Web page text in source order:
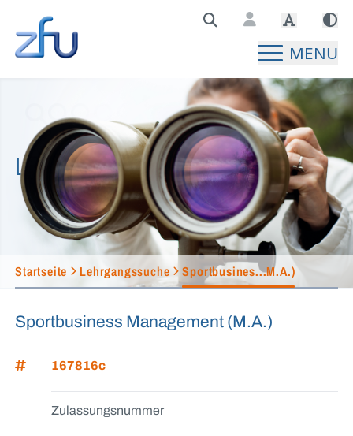
Zentralstelle für Fernunterricht Hauptseite
MENU
Lehrgangssuche
Startseite Lehrgangssuche Sportbusines...M.A.)
Sportbusiness Management (M.A.)
167816c
Zulassungsnummer